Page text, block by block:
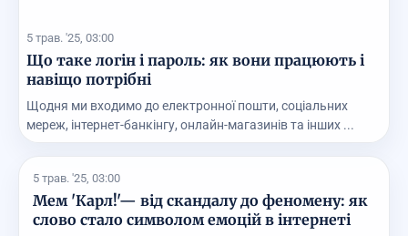
5 трав. '25, 03:00
Що таке логін і пароль: як вони працюють і
навіщо потрібні
Щодня ми входимо до електронної пошти, соціальних
мереж, інтернет-банкінгу, онлайн-магазинів та інших ...
5 трав. '25, 03:00
Мем 'Карл!'— від скандалу до феномену: як
слово стало символом емоцій в інтернеті